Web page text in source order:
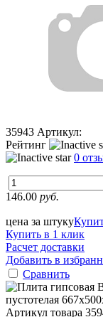
35943 Артикул:
Рейтинг
0
146.00 руб.
цена за штуку
Купить в 1 клик
Расчет доставки
Добавить в
Сравнить
Артикул товара